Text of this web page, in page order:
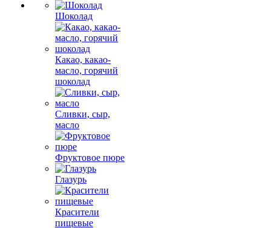
Шоколад
Какао, какао-
масло, горячий
шоколад
Сливки, сыр,
масло
Фруктовое пюре
Глазурь
Красители
пищевые